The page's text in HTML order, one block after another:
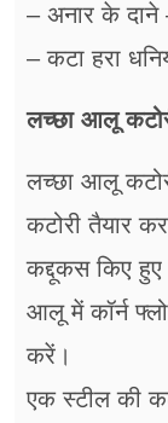
– अनार के
– कटा हरा
लच्छा आलू
लच्छा आलू
कटोरी तैयार
कद्दूकस किए हुए
आलू में कॉर्न
करें।
एक स्टील की